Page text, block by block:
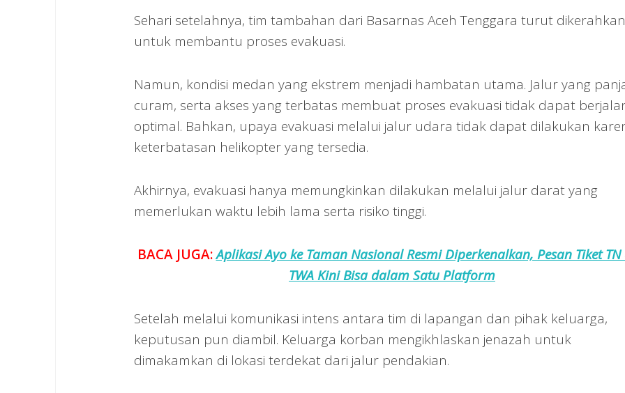
Sehari setelahnya, tim tambahan dari Basarnas Aceh Tenggara turut dikerahkan
untuk membantu proses evakuasi.
Namun, kondisi medan yang ekstrem menjadi hambatan utama. Jalur yang
curam, serta akses yang terbatas membuat proses evakuasi tidak dapat
optimal. Bahkan, upaya evakuasi melalui jalur udara tidak dapat dilakukan
keterbatasan helikopter yang tersedia.
Akhirnya, evakuasi hanya memungkinkan dilakukan melalui jalur darat yang
memerlukan waktu lebih lama serta risiko tinggi.
BACA JUGA:Aplikasi Ayo ke Taman Nasional Resmi Diperkenalkan, Pesan Tiket
TWA Kini Bisa dalam Satu Platform
Setelah melalui komunikasi intens antara tim di lapangan dan pihak keluarga,
keputusan pun diambil. Keluarga korban mengikhlaskan jenazah untuk
dimakamkan di lokasi terdekat dari jalur pendakian.